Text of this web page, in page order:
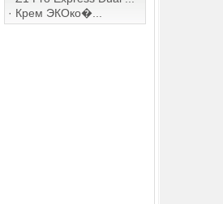
· Крем ЭКОко�...